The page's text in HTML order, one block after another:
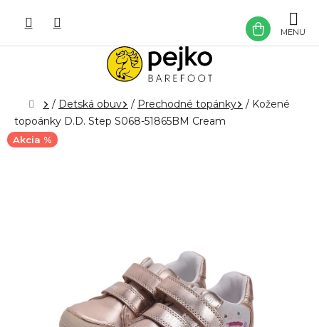
obsah
Domov
/ Detská obuv / Prechodné topánky / Kožené
topoánky D.D. Step S068-51865BM Cream
Akcia %